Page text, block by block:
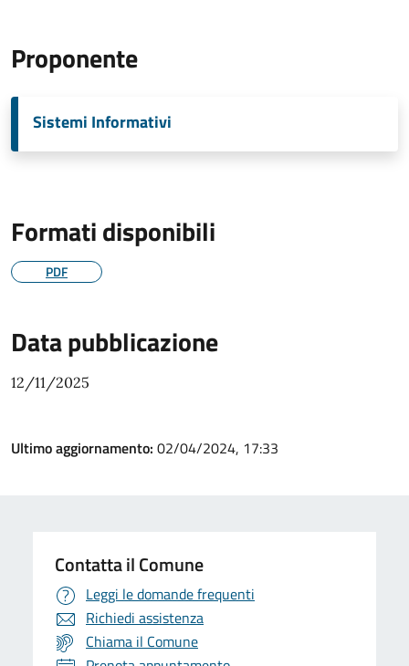
Proponente
Sistemi Informativi
Formati disponibili
PDF
Data pubblicazione
12/11/2025
Ultimo aggiornamento: 02/04/2024, 17:33
Contatta il Comune
Leggi le domande frequenti
Richiedi assistenza
Chiama il Comune